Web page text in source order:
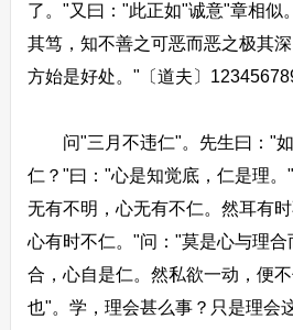
了。"又曰："此正如"诚意"章相似
其笃，知不善之可恶而恶之极其
方始是好处。"〔道夫〕
问"三月不违仁"。先生曰："如
仁？"曰："心是知觉底，仁是理。
无有不明，心无有不仁。然耳有
心有时不仁。"问："莫是心与理
合，心自是仁。然私欲一动，便
也"。学，理会甚么事？只是理会